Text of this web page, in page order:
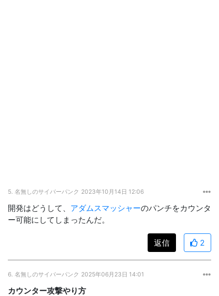
5. 名無しのサイバーパンク 2023年10月14日 12:06
開発はどうして、 アダムスマッシャーのパンチをカウンタ
ー可能にしてしまったんだ。
返信 2
6. 名無しのサイバーパンク 2025年06月23日 14:01
カウンター攻撃やり方